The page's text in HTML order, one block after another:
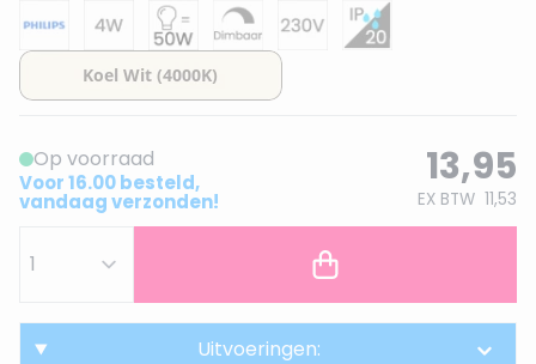
Op voorraad
Voor 16.00 besteld,
vandaag verzonden!
13,95
EX BTW 11,53
Uitvoeringen: